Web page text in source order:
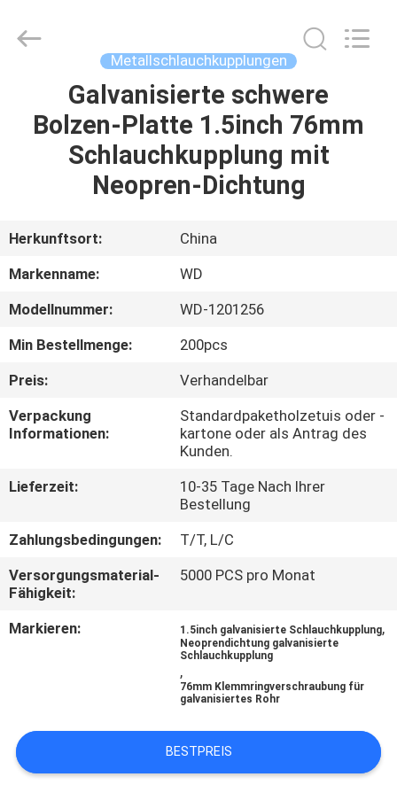
PRODUKTE
UNS
QUALITÄTSKONTROLLE
KONTAKT
MIT
FÄLLE
SITEMAP
POLICY
CO.,LTD.
Metallschlauchkupplungen
Galvanisierte schwere
Bolzen-Platte 1.5inch 76mm
Schlauchkupplung mit
Neopren-Dichtung
Herkunftsort:
China
Markenname:
WD
Modellnummer:
WD-1201256
Min Bestellmenge:
200pcs
Preis:
Verhandelbar
Verpackung
Informationen:
Standardpaketholzetuis oder -
kartone oder als Antrag des
Kunden.
Lieferzeit:
10-35 Tage Nach Ihrer
Bestellung
Zahlungsbedingungen:
T/T, L/C
Versorgungsmaterial-
Fähigkeit:
5000 PCS pro Monat
Markieren: 1.5inch galvanisierte Schlauchkupplung,
Neoprendichtung galvanisierte
Schlauchkupplung
,
76mm Klemmringverschraubung für
galvanisiertes Rohr
BESTPREIS